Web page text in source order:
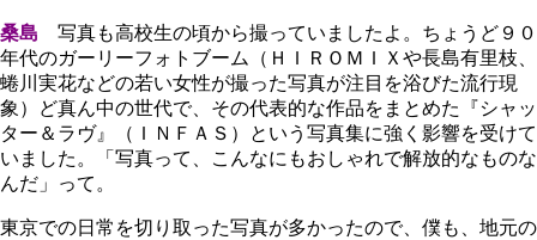
桑島 写真も高校生の頃から撮っていましたよ。ちょうど９０
年代のガーリーフォトブーム（ＨＩＲＯＭＩＸや長島有里枝、
蜷川実花などの若い女性が撮った写真が注目を浴びた流行現
象）ど真ん中の世代で、その代表的な作品をまとめた『シャッ
ター＆ラヴ』（ＩＮＦＡＳ）という写真集に強く影響を受けて
いました。「写真って、こんなにもおしゃれで解放的なものな
んだ」って。
東京での日常を切り取った写真が多かったので、僕も、地元の